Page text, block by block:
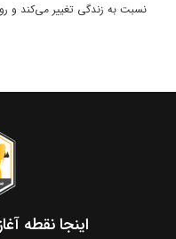
نسبت به زندگی تغییر می‌کند و
اینجا نقطه